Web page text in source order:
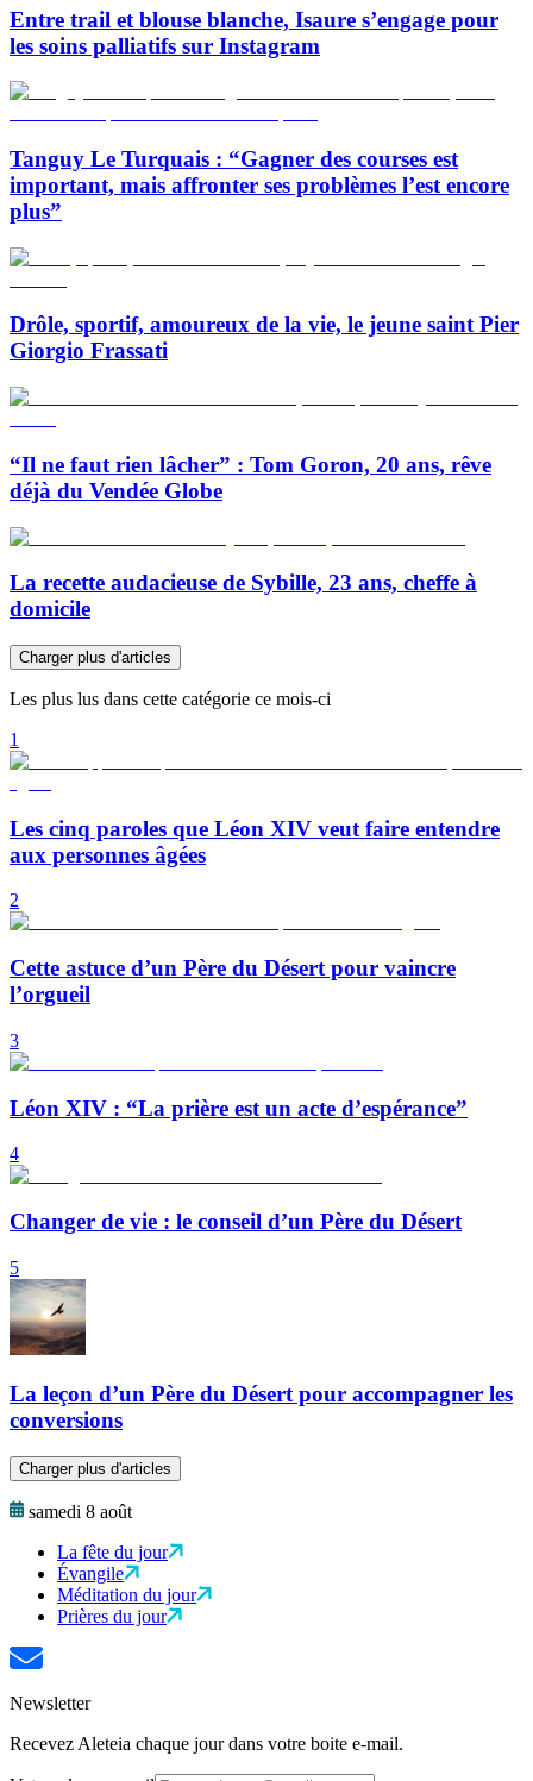
Entre trail et blouse blanche, Isaure s’engage pour
les soins palliatifs sur Instagram
Tanguy Le Turquais : “Gagner des courses est
important, mais affronter ses problèmes l’est encore
plus”
Drôle, sportif, amoureux de la vie, le jeune saint Pier
Giorgio Frassati
“Il ne faut rien lâcher” : Tom Goron, 20 ans, rêve
déjà du Vendée Globe
La recette audacieuse de Sybille, 23 ans, cheffe à
domicile
Charger plus d'articles
Les plus lus dans cette catégorie ce mois-ci
1
Les cinq paroles que Léon XIV veut faire entendre
aux personnes âgées
2
Cette astuce d’un Père du Désert pour vaincre
l’orgueil
3
Léon XIV : “La prière est un acte d’espérance”
4
Changer de vie : le conseil d’un Père du Désert
5
La leçon d’un Père du Désert pour accompagner les
conversions
Charger plus d'articles
samedi 8 août
La fête du jour
Évangile
Méditation du jour
Prières du jour
Newsletter
Recevez Aleteia chaque jour dans votre boite e-mail.